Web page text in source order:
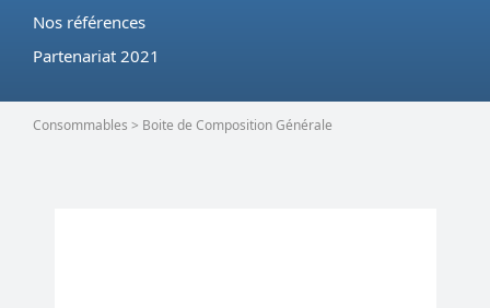
Nos références
Partenariat 2021
Consommables > Boite de Composition Générale